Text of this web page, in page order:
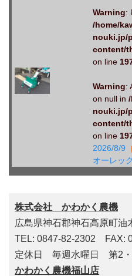
Warning:
/home/
nouki.jp/
content/
on line
Warning:
on null in
nouki.jp/
content/
on line
2026/8/9
オーレッ
株式会社 かわかく農機
広島県神石郡神石高原町油
TEL: 0847-82-2302 FAX:
定休日 毎週水曜日 第2・
かわかく農機福山店